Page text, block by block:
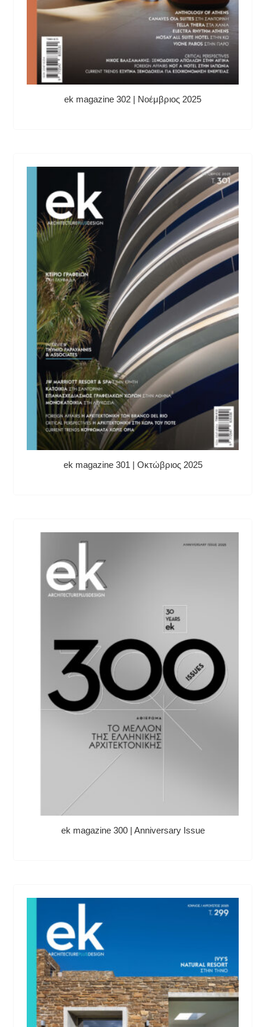
ek magazine 302 | Νοέμβριος 2025
ek magazine 301 | Οκτώβριος 2025
ek magazine 300 | Anniversary Issue